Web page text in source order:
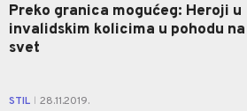
Preko granica mogućeg: Heroji u
invalidskim kolicima u pohodu na
svet
STIL 28.11.2019.